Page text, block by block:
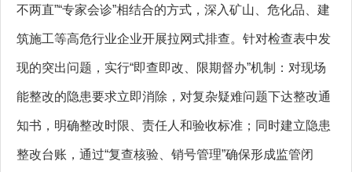
不两直”“专家会诊”相结合的方式，深入矿山、危化品、建
筑施工等高危行业企业开展拉网式排查。针对检查表中发
现的突出问题，实行“即查即改、限期督办”机制：对现场
能整改的隐患要求立即消除，对复杂疑难问题下达整改通
知书，明确整改时限、责任人和验收标准；同时建立隐患
整改台账，通过“复查核验、销号管理”确保形成监管闭